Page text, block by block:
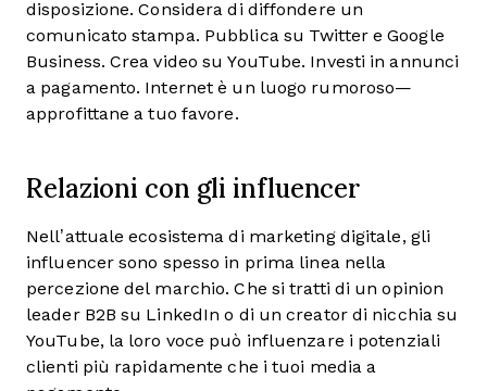
disposizione. Considera di diffondere un
comunicato stampa. Pubblica su Twitter e Google
Business. Crea video su YouTube. Investi in annunci
a pagamento. Internet è un luogo rumoroso—
approfittane a tuo favore.
Relazioni con gli influencer
Nell’attuale ecosistema di marketing digitale, gli
influencer sono spesso in prima linea nella
percezione del marchio. Che si tratti di un opinion
leader B2B su LinkedIn o di un creator di nicchia su
YouTube, la loro voce può influenzare i potenziali
clienti più rapidamente che i tuoi media a